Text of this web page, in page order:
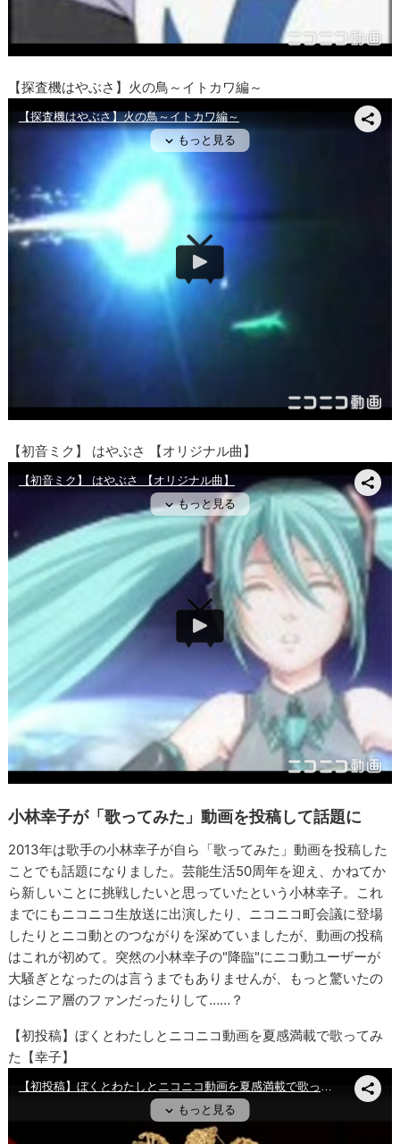
【探査機はやぶさ】火の鳥～イトカワ編～
【初音ミク】 はやぶさ 【オリジナル曲】
小林幸子が「歌ってみた」動画を投稿して話題に
2013年は歌手の小林幸子が自ら「歌ってみた」動画を投稿した
ことでも話題になりました。芸能生活50周年を迎え、かねてか
ら新しいことに挑戦したいと思っていたという小林幸子。これ
までにもニコニコ生放送に出演したり、ニコニコ町会議に登場
したりとニコ動とのつながりを深めていましたが、動画の投稿
はこれが初めて。突然の小林幸子の"降臨"にニコ動ユーザーが
大騒ぎとなったのは言うまでもありませんが、もっと驚いたの
はシニア層のファンだったりして……？
【初投稿】ぼくとわたしとニコニコ動画を夏感満載で歌ってみ
た【幸子】